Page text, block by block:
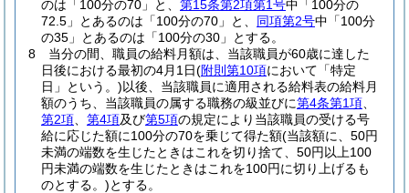
のは「100分の70」と、 第15条第2項第1号中「100分の
72.5」とあるのは「100分の70」と、 同項第2号中「100分
の35」とあるのは「100分の30」とする。
8
当分の間、職員の給料月額は、当該職員が60歳に達した
日後における最初の4月1日(附則第10項において「特定
日」という。)以後、当該職員に適用される給料表の給料月
額のうち、当該職員の属する職務の級並びに第4条第1項
第2項
第4項及び第5項の規定により当該職員の受ける号
給に応じた額に100分の70を乗じて得た額(当該額に、50円
未満の端数を生じたときはこれを切り捨て、50円以上100
円未満の端数を生じたときはこれを100円に切り上げるも
のとする。)とする。